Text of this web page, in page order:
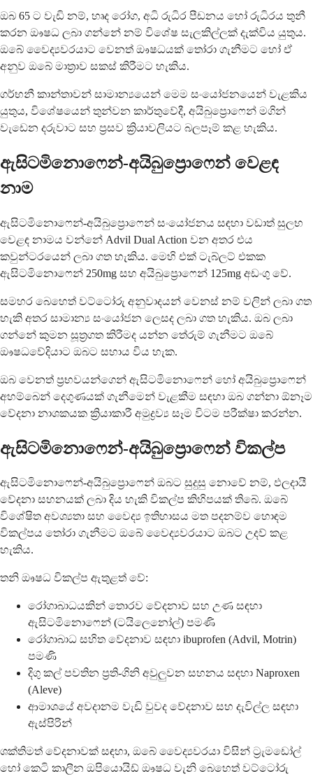
ඔබ 65 ට වැඩි නම්, හෘද රෝග, අධි රුධිර පීඩනය හෝ රුධිරය තුනී
කරන ඖෂධ ලබා ගන්නේ නම් විශේෂ සැලකිල්ලක් දැක්විය යුතුය.
ඔබේ වෛද්‍යවරයාට වෙනත් ඖෂධයක් තෝරා ගැනීමට හෝ ඒ
අනුව ඔබේ මාත්‍රාව සකස් කිරීමට හැකිය.
ගර්භනී කාන්තාවන් සාමාන්‍යයෙන් මෙම සංයෝජනයෙන් වැළකිය
යුතුය, විශේෂයෙන් තුන්වන කාර්තුවේදී, අයිබුප්‍රොෆෙන් මගින්
වැඩෙන දරුවාට සහ ප්‍රසව ක්‍රියාවලියට බලපෑම් කළ හැකිය.
ඇසිටමිනොෆෙන්-අයිබුප්‍රොෆෙන් වෙළඳ
නාම
ඇසිටමිනොෆෙන්-අයිබුප්‍රොෆෙන් සංයෝජනය සඳහා වඩාත් සුලභ
වෙළඳ නාමය වන්නේ Advil Dual Action වන අතර එය
කවුන්ටරයෙන් ලබා ගත හැකිය. මෙහි එක් ටැබ්ලට් එකක
ඇසිටමිනොෆෙන් 250mg සහ අයිබුප්‍රොෆෙන් 125mg අඩංගු වේ.
සමහර බෙහෙත් වට්ටෝරු අනුවාදයන් වෙනස් නම් වලින් ලබා ගත
හැකි අතර සාමාන්‍ය සංයෝජන ලෙසද ලබා ගත හැකිය. ඔබ ලබා
ගන්නේ කුමන සූත්‍රගත කිරීමද යන්න තේරුම් ගැනීමට ඔබේ
ඖෂධවේදියාට ඔබට සහාය විය හැක.
ඔබ වෙනත් ප්‍රභවයන්ගෙන් ඇසිටමිනොෆෙන් හෝ අයිබුප්‍රොෆෙන්
අහම්බෙන් දෙගුණයක් ගැනීමෙන් වැළකීම සඳහා ඔබ ගන්නා ඕනෑම
වේදනා නාශකයක ක්‍රියාකාරී අමුද්‍රව්‍ය සෑම විටම පරීක්ෂා කරන්න.
ඇසිටමිනොෆෙන්-අයිබුප්‍රොෆෙන් විකල්ප
ඇසිටමිනොෆෙන්-අයිබුප්‍රොෆෙන් ඔබට සුදුසු නොවේ නම්, ඵලදායී
වේදනා සහනයක් ලබා දිය හැකි විකල්ප කිහිපයක් තිබේ. ඔබේ
විශේෂිත අවශ්‍යතා සහ වෛද්‍ය ඉතිහාසය මත පදනම්ව හොඳම
විකල්පය තෝරා ගැනීමට ඔබේ වෛද්‍යවරයාට ඔබට උදව් කළ
හැකිය.
තනි ඖෂධ විකල්ප ඇතුළත් වේ:
රෝගාබාධයකින් තොරව වේදනාව සහ උණ සඳහා
ඇසිටමිනොෆෙන් (ටයිලෙනෝල්) පමණි
රෝගාබාධ සහිත වේදනාව සඳහා ibuprofen (Advil, Motrin)
පමණි
දිගු කල් පවතින ප්‍රති-ගිනි අවුලුවන සහනය සඳහා Naproxen
(Aleve)
ආමාශයේ අවදානම වැඩි වුවද වේදනාව සහ දැවිල්ල සඳහා
ඇස්පිරින්
ශක්තිමත් වේදනාවක් සඳහා, ඔබේ වෛද්‍යවරයා විසින් ට්‍රැමඩෝල්
හෝ කෙටි කාලීන ඔපියොයිඩ් ඖෂධ වැනි බෙහෙත් වට්ටෝරු